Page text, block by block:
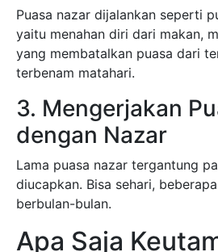
Puasa nazar dijalankan seperti
yaitu menahan diri dari makan,
yang membatalkan puasa dari
terbenam matahari.
3. Mengerjakan
dengan Nazar
Lama puasa nazar tergantung
diucapkan. Bisa sehari,
berbulan-bulan.
Apa Saja